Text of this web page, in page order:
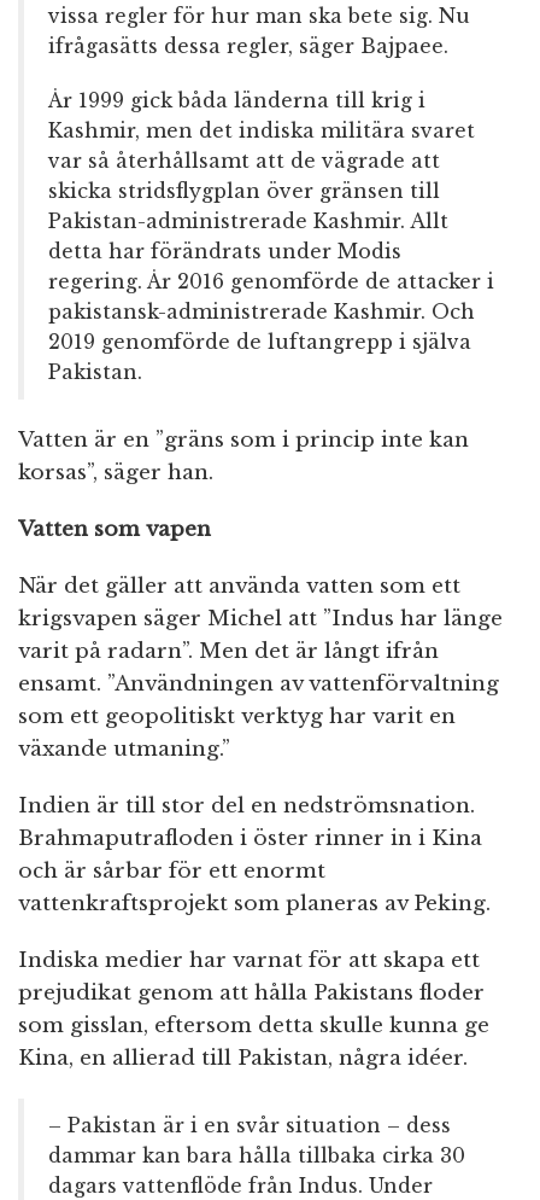
vissa regler för hur man ska bete sig. Nu
ifrågasätts dessa regler, säger Bajpaee.
År 1999 gick båda länderna till krig i
Kashmir, men det indiska militära svaret
var så återhållsamt att de vägrade att
skicka stridsflygplan över gränsen till
Pakistan-administrerade Kashmir. Allt
detta har förändrats under Modis
regering. År 2016 genomförde de attacker i
pakistansk-administrerade Kashmir. Och
2019 genomförde de luftangrepp i själva
Pakistan.
Vatten är en ”gräns som i princip inte kan
korsas”, säger han.
Vatten som vapen
När det gäller att använda vatten som ett
krigsvapen säger Michel att ”Indus har länge
varit på radarn”. Men det är långt ifrån
ensamt. ”Användningen av vattenförvaltning
som ett geopolitiskt verktyg har varit en
växande utmaning.”
Indien är till stor del en nedströmsnation.
Brahmaputrafloden i öster rinner in i Kina
och är sårbar för ett enormt
vattenkraftsprojekt som planeras av Peking.
Indiska medier har varnat för att skapa ett
prejudikat genom att hålla Pakistans floder
som gisslan, eftersom detta skulle kunna ge
Kina, en allierad till Pakistan, några idéer.
– Pakistan är i en svår situation – dess
dammar kan bara hålla tillbaka cirka 30
dagars vattenflöde från Indus. Under